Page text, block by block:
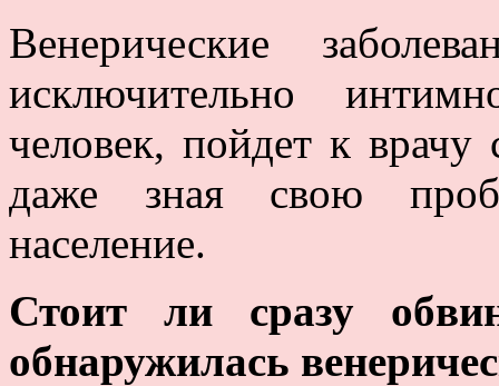
Венерические
исключительно
человек, пойдет к врачу
даже зная свою
население.
Стоит ли сразу
обнаружилась